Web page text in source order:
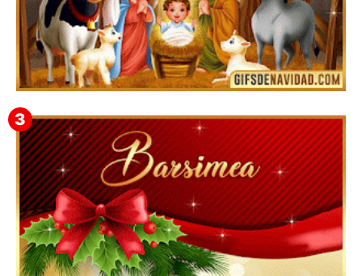
Feliz Navidad y próspero Año Nuevo Gladis